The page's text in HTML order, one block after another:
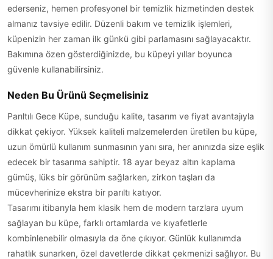
ederseniz, hemen profesyonel bir temizlik hizmetinden destek
almanız tavsiye edilir. Düzenli bakım ve temizlik işlemleri,
küpenizin her zaman ilk günkü gibi parlamasını sağlayacaktır.
Bakımına özen gösterdiğinizde, bu küpeyi yıllar boyunca
güvenle kullanabilirsiniz.
Neden Bu Ürünü Seçmelisiniz
Parıltılı Gece Küpe, sunduğu kalite, tasarım ve fiyat avantajıyla
dikkat çekiyor. Yüksek kaliteli malzemelerden üretilen bu küpe,
uzun ömürlü kullanım sunmasının yanı sıra, her anınızda size eşlik
edecek bir tasarıma sahiptir. 18 ayar beyaz altın kaplama
gümüş, lüks bir görünüm sağlarken, zirkon taşları da
mücevherinize ekstra bir parıltı katıyor.
Tasarımı itibarıyla hem klasik hem de modern tarzlara uyum
sağlayan bu küpe, farklı ortamlarda ve kıyafetlerle
kombinlenebilir olmasıyla da öne çıkıyor. Günlük kullanımda
rahatlık sunarken, özel davetlerde dikkat çekmenizi sağlıyor. Bu